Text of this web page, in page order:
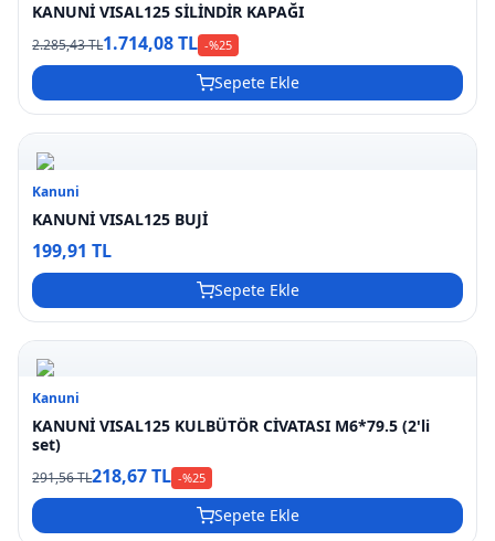
KANUNİ VISAL125 SİLİNDİR KAPAĞI
2.285,43 TL1.714,08 TL -%25
Sepete Ekle
Kanuni
KANUNİ VISAL125 BUJİ
199,91 TL
Sepete Ekle
Kanuni
KANUNİ VISAL125 KULBÜTÖR CİVATASI M6*79.5 (2'li
set)
291,56 TL218,67 TL -%25
Sepete Ekle